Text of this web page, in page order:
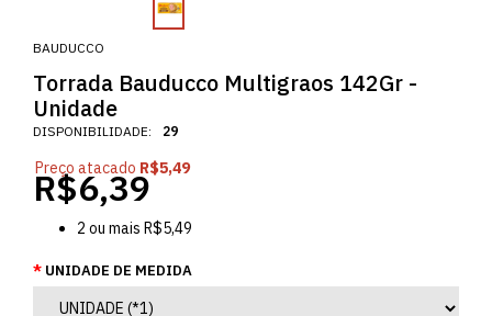
BAUDUCCO
Torrada Bauducco Multigraos 142Gr -
Unidade
DISPONIBILIDADE: 29
Preço atacado R$5,49
R$6,39
2 ou mais R$5,49
UNIDADE DE MEDIDA